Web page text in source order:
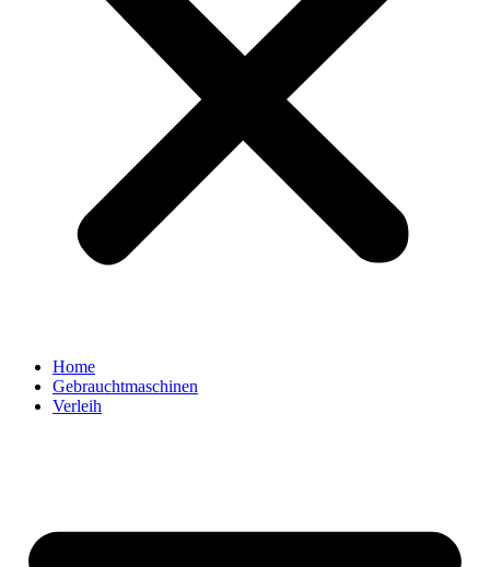
Home
Gebrauchtmaschinen
Verleih